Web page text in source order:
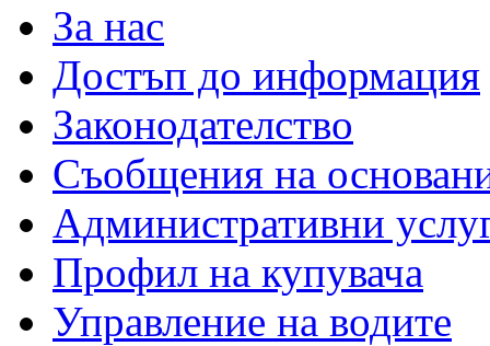
За нас
Достъп до информация
Законодателство
Съобщения на
Административни
Профил на купувача
Управление на водите